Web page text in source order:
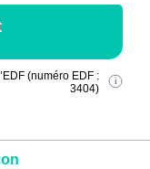
(numéro EDF :
3404)